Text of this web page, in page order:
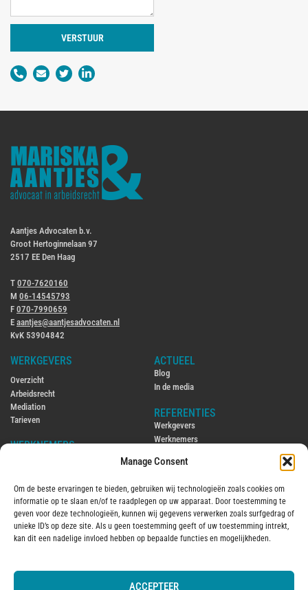
Manage Consent
Om de beste ervaringen te bieden, gebruiken wij technologieën zoals cookies om
informatie op te slaan en/of te raadplegen op uw apparaat. Door toestemming te
geven voor deze technologieën, kunnen wij gegevens verwerken zoals surfgedrag of
unieke ID’s op deze site. Als u geen toestemming geeft of uw toestemming intrekt,
kan dit een nadelige invloed hebben op bepaalde functies en mogelijkheden.
ACCEPTEER
VERSTUUR
Aantjes Advocaten b.v.
Groot Hertoginnelaan 97
2517 EE Den Haag
T 070-7620160
M 06-14545793
F 070-7990659
E aantjes@aantjesadvocaten.nl
KvK 53904842
WERKGEVERS
Overzicht
Arbeidsrecht
Mediation
Tarieven
WERKNEMERS
Ambtenarenrecht
Mediation
Tarieven
OVER MIJ
ACTUEEL
Blog
In de media
REFERENTIES
Werkgevers
Werknemers
CONTACT
ENGLISH
Hiring and firing employees in the
Netherlands
Employment law in the Netherlands